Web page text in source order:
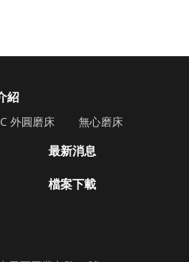
紹
外圓磨床 無心磨床
最新消息
檔案下載